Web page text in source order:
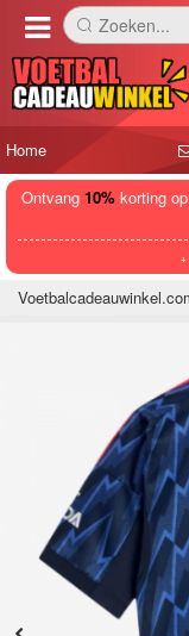
󰅼 Zoeken...
Home
Ontvang 10%korting